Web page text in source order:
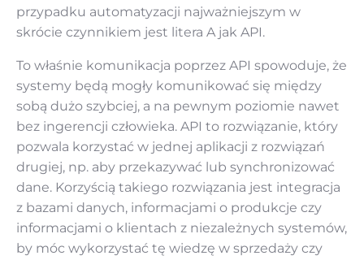
przypadku automatyzacji najważniejszym w
skrócie czynnikiem jest litera A jak API.
To właśnie komunikacja poprzez API spowoduje, że
systemy będą mogły komunikować się między
sobą dużo szybciej, a na pewnym poziomie nawet
bez ingerencji człowieka. API to rozwiązanie, który
pozwala korzystać w jednej aplikacji z rozwiązań
drugiej, np. aby przekazywać lub synchronizować
dane. Korzyścią takiego rozwiązania jest integracja
z bazami danych, informacjami o produkcje czy
informacjami o klientach z niezależnych systemów,
by móc wykorzystać tę wiedzę w sprzedaży czy